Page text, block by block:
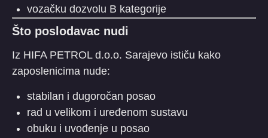
vozačku dozvolu B kategorije
Što poslodavac nudi
Iz HIFA PETROL d.o.o. Sarajevo ističu kako
zaposlenicima nude:
stabilan i dugoročan posao
rad u velikom i uređenom sustavu
obuku i uvođenje u posao